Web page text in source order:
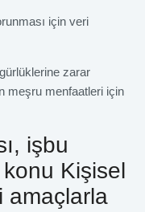
için veri
zarar
meşru menfaatleri için
işbu
Kişisel
amaçlarla